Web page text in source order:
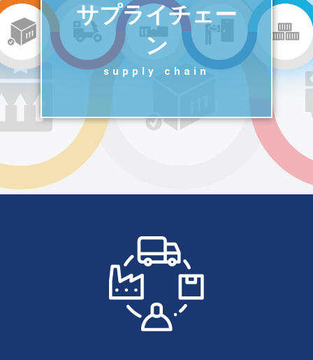
サプライチェー
ン
supply chain